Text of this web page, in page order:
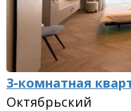
3-комнатная
Октябрьский